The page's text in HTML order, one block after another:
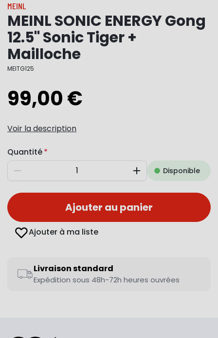
MEINL
MEINL SONIC ENERGY Gong
12.5" Sonic Tiger +
Mailloche
MEITG125
99,00 €
Voir la description
Quantité
Diminuer AugmenterDisponible
Ajouter au panier
Ajouter à ma liste
Livraison standard
Expédition sous 48h-72h heures ouvrées